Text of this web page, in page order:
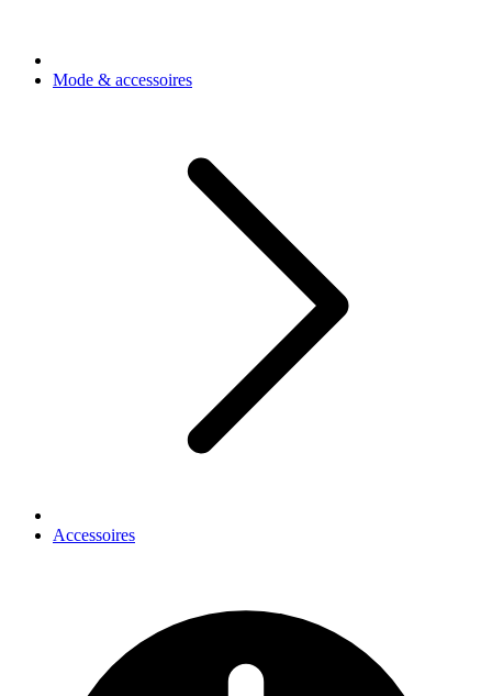
Mode & accessoires
Accessoires